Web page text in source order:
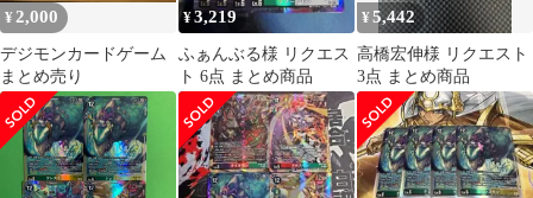
¥ 2,000
デジモンカードゲーム
まとめ売り
¥3,219
ふぁんぶる様 リクエス
ト 6点 まとめ商品
¥5,442
高橋宏伸様 リクエスト
3点 まとめ商品